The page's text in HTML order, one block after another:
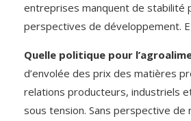
entreprises manquent de stabilité
perspectives de développement.
Quelle politique pour
d’envolée des prix des matières
relations producteurs, industriels
sous tension. Sans perspective de